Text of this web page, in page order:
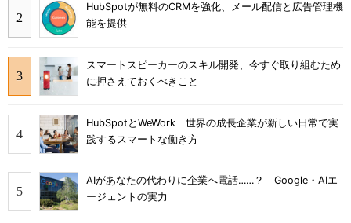
HubSpotが無料のCRMを強化、メール配信と広告管理機
能を提供
スマートスピーカーのスキル開発、今すぐ取り組むため
に押さえておくべきこと
HubSpotとWeWork 世界の成長企業が新しい日常で実
践するスマートな働き方
AIがあなたの代わりに企業へ電話……？ Google・AIエ
ージェントの実力